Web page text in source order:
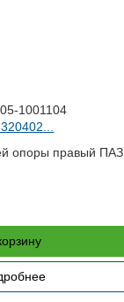
1001104
опоры правый ПАЗ